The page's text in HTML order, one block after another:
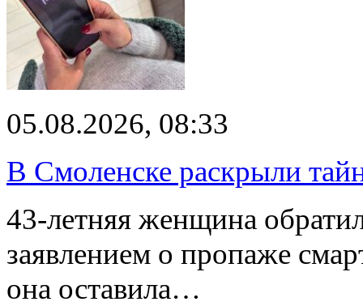
05.08.2026, 08:33
В Смоленске раскрыли
43-летняя женщина
заявлением о пропаже
она оставила…